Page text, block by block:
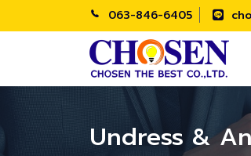
063-846-6405
Undress &